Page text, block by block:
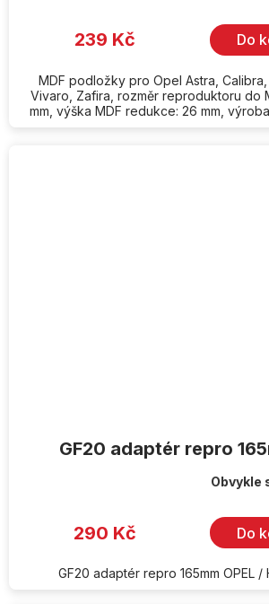
239 Kč Do
MDF podložky pro Opel Astra, Calibra,
Vivaro, Zafira, rozměr reproduktoru do
mm, výška MDF redukce: 26 mm,
GF20 adaptér repro
Obvykle
290 Kč Do
GF20 adaptér repro 165mm OPEL /